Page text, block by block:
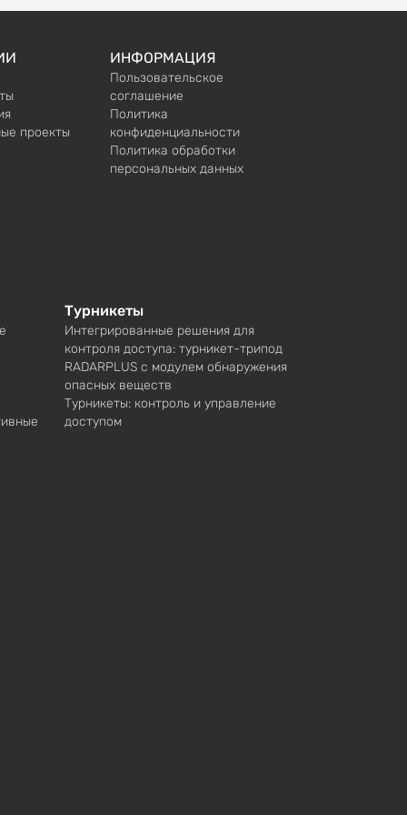
проекты
ИНФОРМАЦИЯ
Пользовательское
соглашение
Политика
конфиденциальности
Политика обработки
персональных данных
Турникеты
Интегрированные решения для
контроля доступа: турникет-трипод
RADARPLUS с модулем обнаружения
опасных веществ
Турникеты: контроль и управление
доступом